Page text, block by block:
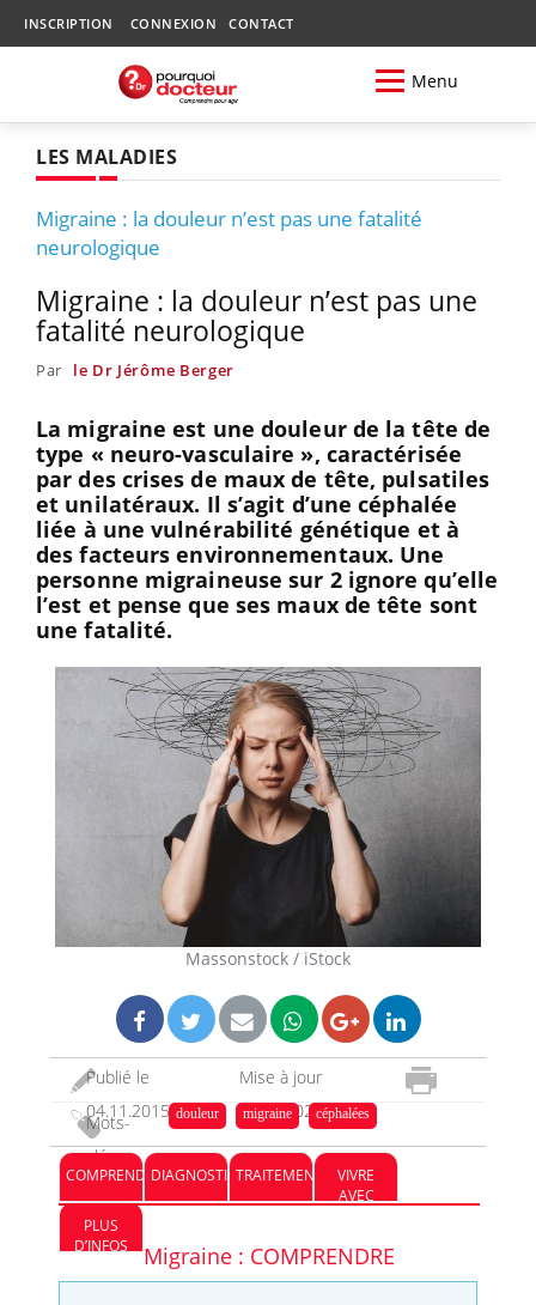
INSCRIPTION CONNEXION CONTACT
Menu
LES MALADIES
Migraine : la douleur n’est pas une fatalité
neurologique
Migraine : la douleur n’est pas une
fatalité neurologique
Par le Dr Jérôme Berger
La migraine est une douleur de la tête de
type « neuro-vasculaire », caractérisée
par des crises de maux de tête, pulsatiles
et unilatéraux. Il s’agit d’une céphalée
liée à une vulnérabilité génétique et à
des facteurs environnementaux. Une
personne migraineuse sur 2 ignore qu’elle
l’est et pense que ses maux de tête sont
une fatalité.
Massonstock / iStock
Publié le
04.11.2015
Mise à jour
03.03.2023
Mots-
clés :
douleur migraine céphalées
COMPRENDREDIAGNOSTICTRAITEMENT
VIVRE
AVEC
PLUS
D’INFOS
Migraine : COMPRENDRE